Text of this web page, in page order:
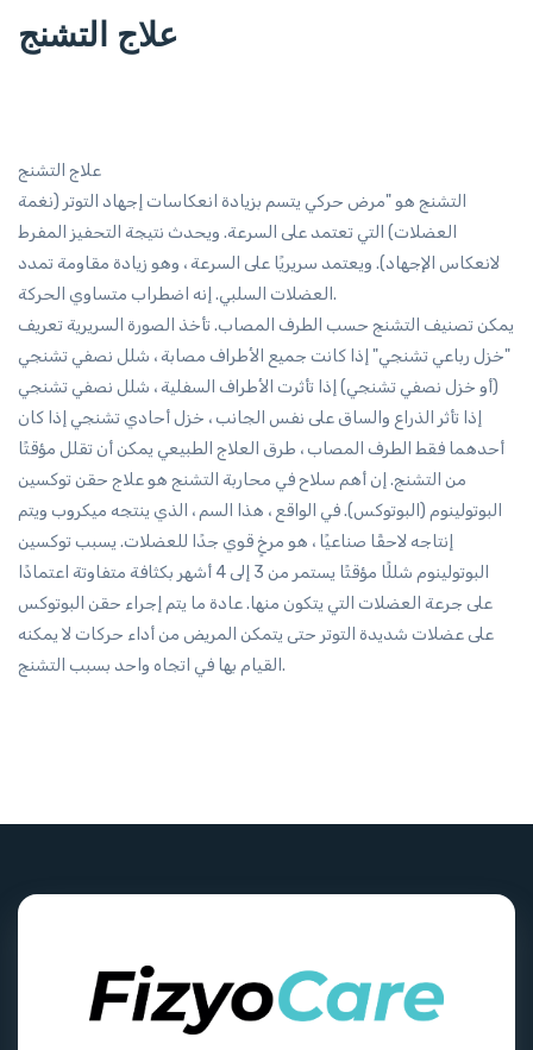
علاج التشنج
علاج التشنج
التشنج هو "مرض حركي يتسم بزيادة انعكاسات إجهاد التوتر (نغمة
العضلات) التي تعتمد على السرعة. ويحدث نتيجة التحفيز المفرط
لانعكاس الإجهاد). ويعتمد سريريًا على السرعة ، وهو زيادة مقاومة تمدد
العضلات السلبي. إنه اضطراب متساوي الحركة.
يمكن تصنيف التشنج حسب الطرف المصاب. تأخذ الصورة السريرية تعريف
"خزل رباعي تشنجي" إذا كانت جميع الأطراف مصابة ، شلل نصفي تشنجي
(أو خزل نصفي تشنجي) إذا تأثرت الأطراف السفلية ، شلل نصفي تشنجي
إذا تأثر الذراع والساق على نفس الجانب ، خزل أحادي تشنجي إذا كان
أحدهما فقط الطرف المصاب ، طرق العلاج الطبيعي يمكن أن تقلل مؤقتًا
من التشنج. إن أهم سلاح في محاربة التشنج هو علاج حقن توكسين
البوتولينوم (البوتوكس). في الواقع ، هذا السم ، الذي ينتجه ميكروب ويتم
إنتاجه لاحقًا صناعيًا ، هو مرخٍ قوي جدًا للعضلات. يسبب توكسين
البوتولينوم شللًا مؤقتًا يستمر من 3 إلى 4 أشهر بكثافة متفاوتة اعتمادًا
على جرعة العضلات التي يتكون منها. عادة ما يتم إجراء حقن البوتوكس
على عضلات شديدة التوتر حتى يتمكن المريض من أداء حركات لا يمكنه
القيام بها في اتجاه واحد بسبب التشنج.